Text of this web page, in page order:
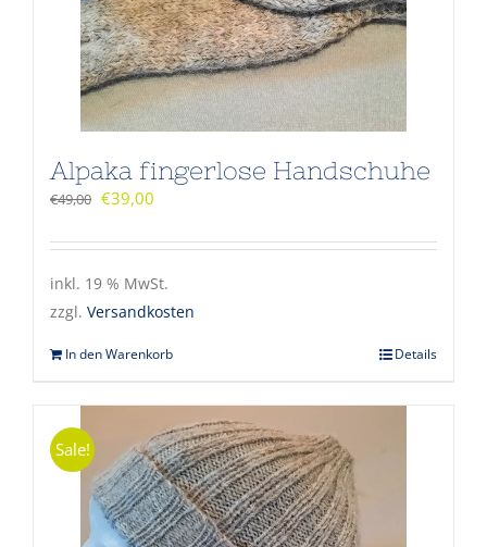
Alpaka fingerlose Handschuhe
€49,00 €39,00
inkl. 19 % MwSt.
zzgl. Versandkosten
In den Warenkorb Details
Sale!